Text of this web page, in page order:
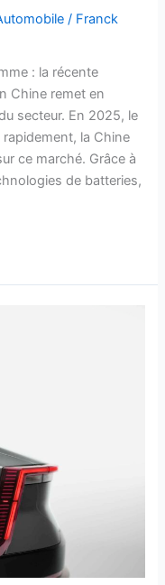
/ Franck
: la récente
Chine remet en
secteur. En 2025, le
la Chine
ce marché. Grâce à
de batteries,